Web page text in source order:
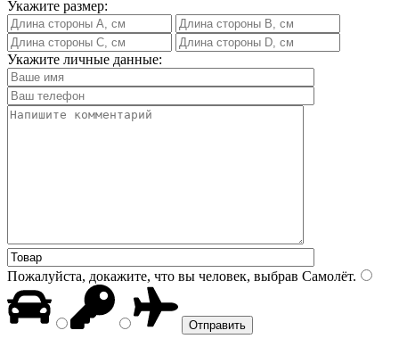
Укажите размер:
Укажите личные данные:
Пожалуйста, докажите, что вы человек, выбрав Самолёт.